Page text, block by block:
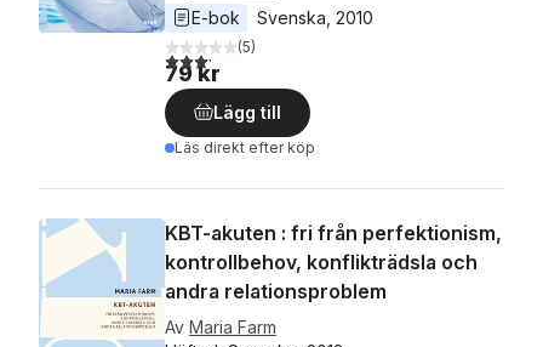
E-bok
Svenska 2010
3,2utav 5 stjärnor. Totalt antal röster:
(5)
79 kr
Lägg till
Läs direkt efter köp
KBT-akuten : fri från perfektionism,
kontrollbehov, konflikträdsla och
andra relationsproblem
Av Maria Farm